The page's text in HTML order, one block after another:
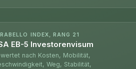
INDEX, RANG 21
EB-5 Investorenvisum
nach Kosten, Mobilität,
Weg, Stabilität,